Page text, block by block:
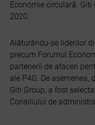
Economie circulară.
2020.
Alăturându-se liderilor
precum Forumul
partenerii de afaceri
ale P4G. De asemenea,
Giti Group, a fost
Consiliului de